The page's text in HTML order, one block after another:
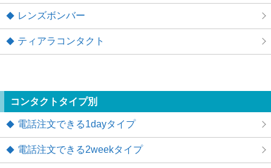
レンズボンバー
ティアラコンタクト
コンタクトタイプ別
電話注文できる1dayタイプ
電話注文できる2weekタイプ